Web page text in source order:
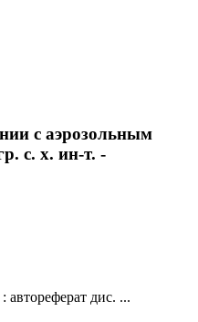
с аэрозольным
с. х. ин-т. -
дис. ...